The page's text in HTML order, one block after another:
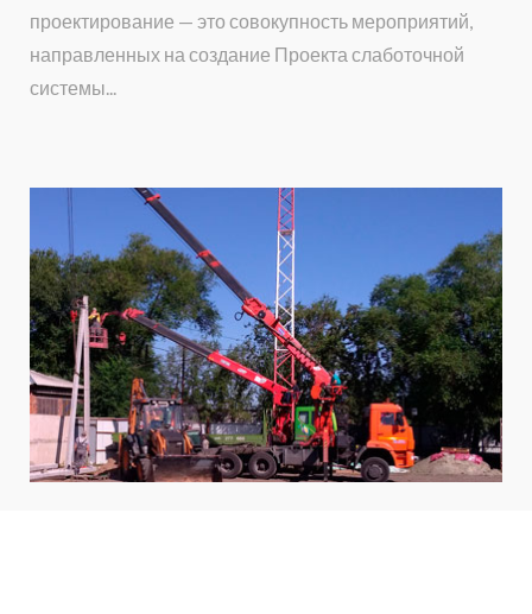
проектирование — это совокупность мероприятий,
направленных на создание Проекта слаботочной
системы...